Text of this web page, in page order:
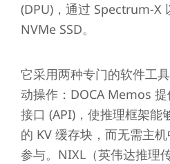
(DPU)，通过 Spectrum-X
NVMe SSD。
它采用两种专门的软件工
动操作：DOCA Memos
接口 (API)，使推理框架能
的 KV 缓存块，而无需主
参与。NIXL（英伟达推理